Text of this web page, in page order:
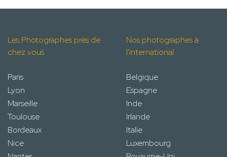
Les Photographes près de
chez vous
Paris
Lyon
Marseille
Toulouse
Bordeaux
Nice
Nos photographes à
l'international
Belgique
Espagne
Inde
Irlande
Italie
Luxembourg